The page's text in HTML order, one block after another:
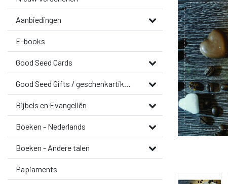
Aanbiedingen
E-books
Good Seed Cards
Good Seed Gifts / geschenkartikelen
Bijbels en Evangeliën
Boeken - Nederlands
Boeken - Andere talen
Papiaments